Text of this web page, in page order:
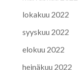
lokakuu 2022
syyskuu 2022
elokuu 2022
heinäkuu 2022